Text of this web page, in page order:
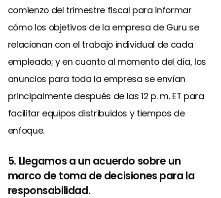
comienzo del trimestre fiscal para informar
cómo los objetivos de la empresa de Guru se
relacionan con el trabajo individual de cada
empleado; y en cuanto al momento del día, los
anuncios para toda la empresa se envían
principalmente después de las 12 p. m. ET para
facilitar equipos distribuidos y tiempos de
enfoque.
5. Llegamos a un acuerdo sobre un
marco de toma de decisiones para la
responsabilidad.